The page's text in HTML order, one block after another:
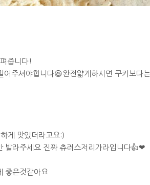
줍니다!
주셔야합니다😆완전얇게하시면 쿠키보다는
게 맛있더라고요:)
발라주세요 진짜 츄러스저리가라입니다👍❤
좋은것같아요